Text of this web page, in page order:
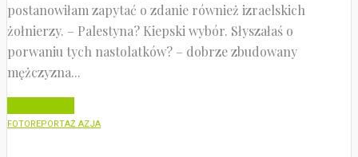
postanowiłam zapytać o zdanie również izraelskich
żołnierzy. – Palestyna? Kiepski wybór. Słyszałaś o
porwaniu tych nastolatków? – dobrze zbudowany
mężczyzna...
FOTOREPORTAŻ AZJA